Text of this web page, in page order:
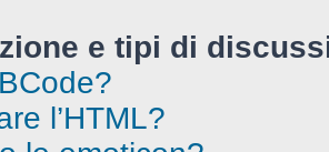
e tipi di
l’HTML?